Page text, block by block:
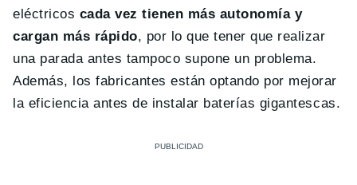
eléctricos cada vez tienen más autonomía y
cargan más rápido, por lo que tener que realizar
una parada antes tampoco supone un problema.
Además, los fabricantes están optando por mejorar
la eficiencia antes de instalar baterías gigantescas.